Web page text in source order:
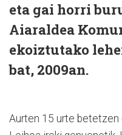
eta gai horri
Aiaraldea
ekoiztutako
bat, 2009an.
Aurten 15 urte betetzen